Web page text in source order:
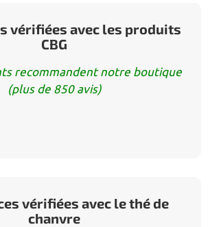
vérifiées avec les produits
CBG
recommandent notre boutique
(plus de 850 avis)
vérifiées avec le thé de
chanvre